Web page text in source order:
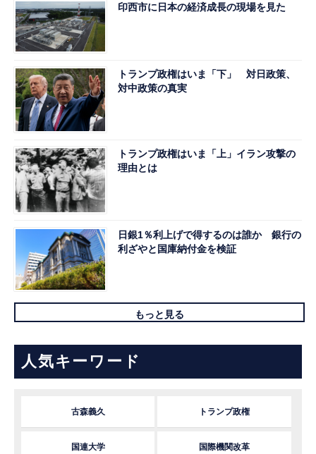
印西市に日本の経済成長の現場を見た
トランプ政権はいま「下」 対日政策、
対中政策の真実
トランプ政権はいま「上」イラン攻撃の
理由とは
日銀1％利上げで得するのは誰か 銀行の
利ざやと国庫納付金を検証
もっと見る
人気キーワード
古森義久 トランプ政権
国連大学 国際機関改革